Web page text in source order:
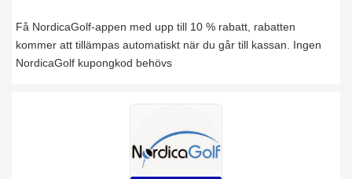
Få NordicaGolf-appen med upp till 10 % rabatt, rabatten
kommer att tillämpas automatiskt när du går till kassan. Ingen
NordicaGolf kupongkod behövs